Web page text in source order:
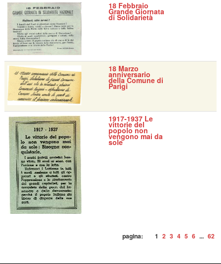
18 Febbraio
Grande Giornata
di Solidarietà
18 Marzo
anniversario
della Comune di
Parigi
1917-1937 Le
vittorie del
popolo non
vengono mai da
sole
pagina: 1 2 3 4 5 6 ... 62